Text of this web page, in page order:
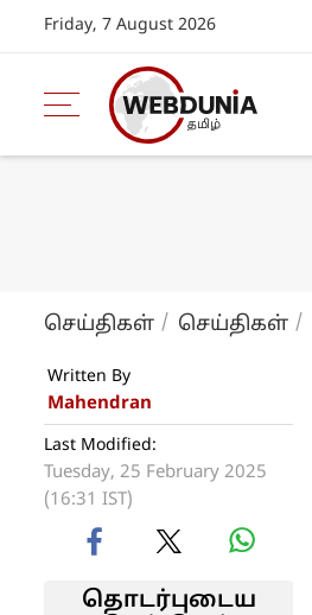
Friday, 7 August 2026
செய்திகள் செய்திகள்
Written By
Mahendran
Last Modified:
Tuesday, 25 February 2025
(16:31 IST)
தொடர்புடைய